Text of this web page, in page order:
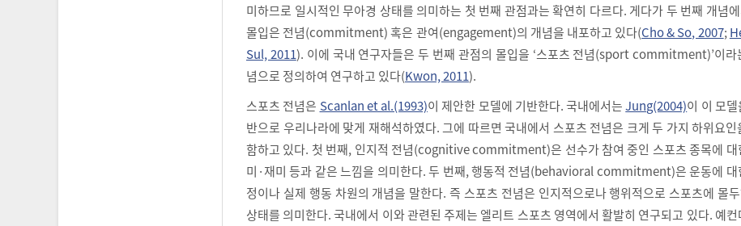
미하므로 일시적인 무아경 상태를 의미하는 첫 번째 관점과는 확연히 다르다. 게다가 두 번째 개념
몰입은 전념(commitment) 혹은 관여(engagement)의 개념을 내포하고 있다(Cho & So, 2007;
Sul, 2011). 이에 국내 연구자들은 두 번째 관점의 몰입을 ‘스포츠 전념(sport commitment)’이라
념으로 정의하여 연구하고 있다(Kwon, 2011).
스포츠 전념은 Scanlan et al.(1993)이 제안한 모델에 기반한다. 국내에서는Jung(2004)이 이 모델
반으로 우리나라에 맞게 재해석하였다. 그에 따르면 국내에서 스포츠 전념은 크게 두 가지 하위요인
함하고 있다. 첫 번째, 인지적 전념(cognitive commitment)은 선수가 참여 중인 스포츠 종목에 대
미·재미 등과 같은 느낌을 의미한다. 두 번째, 행동적 전념(behavioral commitment)은 운동에 대
정이나 실제 행동 차원의 개념을 말한다. 즉 스포츠 전념은 인지적으로나 행위적으로 스포츠에 몰
상태를 의미한다. 국내에서 이와 관련된 주제는 엘리트 스포츠 영역에서 활발히 연구되고 있다. 예컨